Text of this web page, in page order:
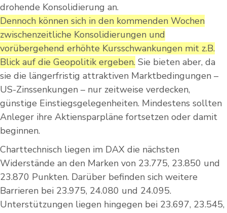
drohende Konsolidierung an.
Dennoch können sich in den kommenden Wochen
zwischenzeitliche Konsolidierungen und
vorübergehend erhöhte Kursschwankungen mit z.B.
Blick auf die Geopolitik ergeben. Sie bieten aber, da
sie die längerfristig attraktiven Marktbedingungen –
US-Zinssenkungen – nur zeitweise verdecken,
günstige Einstiegsgelegenheiten. Mindestens sollten
Anleger ihre Aktiensparpläne fortsetzen oder damit
beginnen.
Charttechnisch liegen im DAX die nächsten
Widerstände an den Marken von 23.775, 23.850 und
23.870 Punkten. Darüber befinden sich weitere
Barrieren bei 23.975, 24.080 und 24.095.
Unterstützungen liegen hingegen bei 23.697, 23.545,